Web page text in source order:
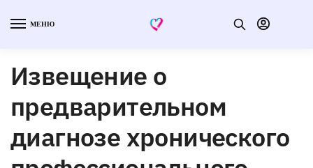
МЕНЮ
Извещение о
предварительном
диагнозе хронического